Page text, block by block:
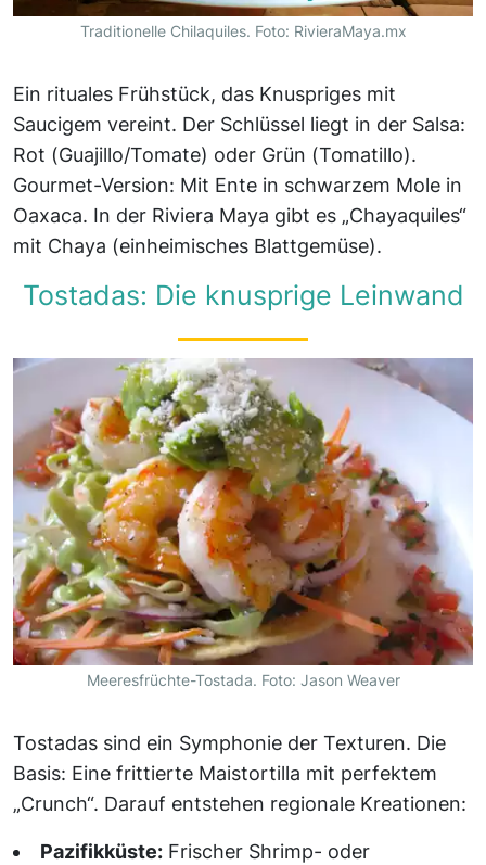
Traditionelle Chilaquiles. Foto: RivieraMaya.mx
Ein rituales Frühstück, das Knuspriges mit
Saucigem vereint. Der Schlüssel liegt in der Salsa:
Rot (Guajillo/Tomate) oder Grün (Tomatillo).
Gourmet-Version: Mit Ente in schwarzem Mole in
Oaxaca. In der Riviera Maya gibt es „Chayaquiles“
mit Chaya (einheimisches Blattgemüse).
Tostadas: Die knusprige Leinwand
Meeresfrüchte-Tostada. Foto: Jason Weaver
Tostadas sind ein Symphonie der Texturen. Die
Basis: Eine frittierte Maistortilla mit perfektem
„Crunch“. Darauf entstehen regionale Kreationen:
Pazifikküste:Frischer Shrimp- oder